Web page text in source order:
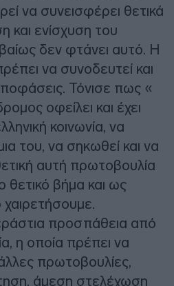
να συνεισφέρει θετικά
και ενίσχυση του
δεν φτάνει αυτό. Η
να συνοδευτεί και
Τόνισε πως «
οφείλει και έχει
κοινωνία, να
του, να σηκωθεί και να
αυτή πρωτοβουλία
βήμα και ως
χαιρετήσουμε.
προσπάθεια από
η οποία πρέπει να
πρωτοβουλίες,
άμεση στελέχωση